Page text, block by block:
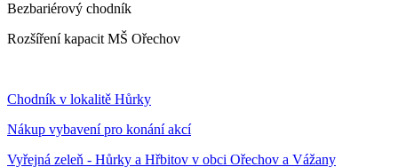
Bezbariérový chodník
Rozšíření kapacit MŠ Ořechov
Chodník v lokalitě Hůrky
Nákup vybavení pro konání akcí
Vyřejná zeleň - Hůrky a Hřbitov v obci Ořechov a Vážany